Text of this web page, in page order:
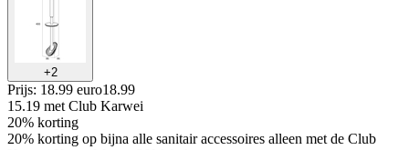
+2
Prijs: 18.99 euro18.99
15.19 met Club Karwei
20% korting
20% korting op bijna alle sanitair accessoires alleen met de Club